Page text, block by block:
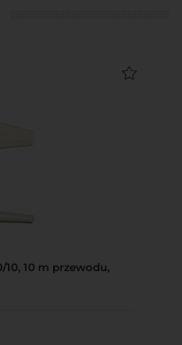
10, 10 m przewodu,